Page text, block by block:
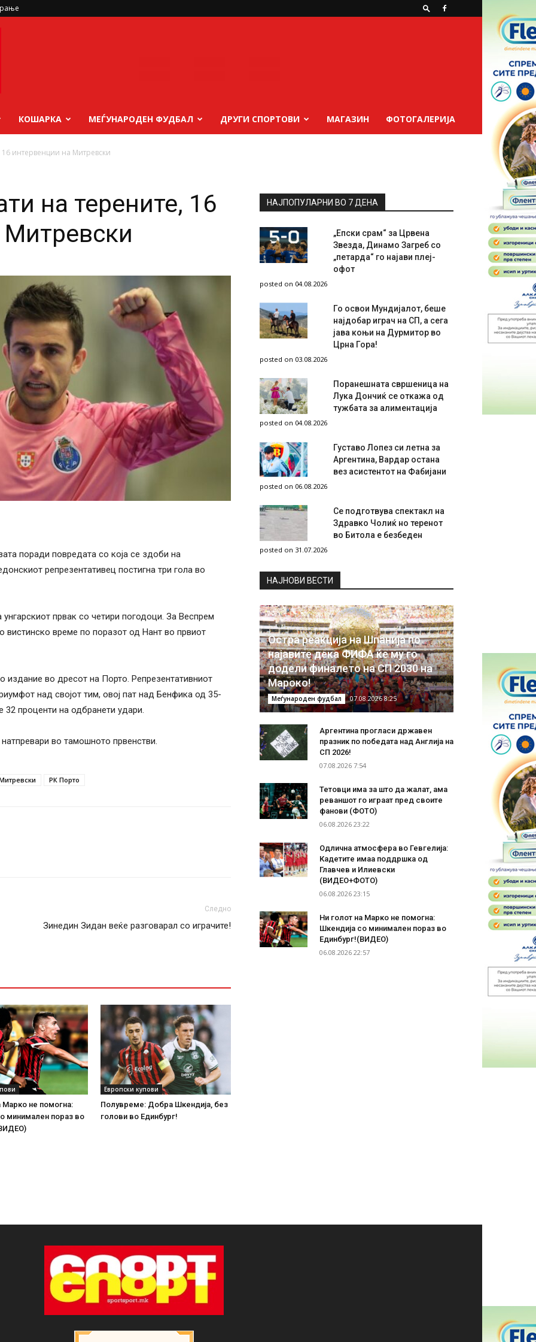
КОШАРКА МЕЃУНАРОДЕН ФУДБАЛ ДРУГИ СПОРТОВИ МАГАЗИН ФОТОГАЛЕРИЈА
интервенции на Митревски
на терените, 16
поради повредата со која се здоби на
репрезентативец постигна три гола во
првак со четири погодоци. За Веспрем
време по поразот од Нант во првиот
во дресот на Порто. Репрезентативниот
над својот тим, овој пат над Бенфика од 35-
проценти на одбранети удари.
во тамошното првенстви.
РК Порто
Следно
Зинедин Зидан веќе разговарал со играчите!
Марко не помогна:
минимален пораз во
Европски купови
Полувреме: Добра Шкендија, без
голови во Единбург!
НАЈПОПУЛАРНИ ВО 7 ДЕНА
„Епски срам“ за Црвена
Звезда, Динамо Загреб со
„петарда“ го најави плеј-
офот
posted on 04.08.2026
Го освои Мундијалот, беше
најдобар играч на СП, а сега
јава коњи на Дурмитор во
Црна Гора!
posted on 03.08.2026
Поранешната свршеница на
Лука Дончиќ се откажа од
тужбата за алиментација
posted on 04.08.2026
Густаво Лопез си летна за
Аргентина, Вардар остана
вез асистентот на Фабијани
posted on 06.08.2026
Се подготвува спектакл на
Здравко Чолиќ но теренот
во Битола е безбеден
posted on 31.07.2026
НAЈНОВИ ВЕСТИ
Остра реакција на Шпанија по
најавите дека ФИФА ќе му го
додели финалето на СП 2030 на
Мароко!
Меѓународен фудбал 07.08.2026 8:25
Аргентина прогласи државен
празник по победата над Англија на
СП 2026!
07.08.2026 7:54
Тетовци има за што да жалат, ама
реваншот го играат пред своите
фанови (ФОТО)
06.08.2026 23:22
Одлична атмосфера во Гевгелија:
Кадетите имаа поддршка од
Главчев и Илиевски
(ВИДЕО+ФОТО)
06.08.2026 23:15
Ни голот на Марко не помогна:
Шкендија со минимален пораз во
Единбург!(ВИДЕО)
06.08.2026 22:57